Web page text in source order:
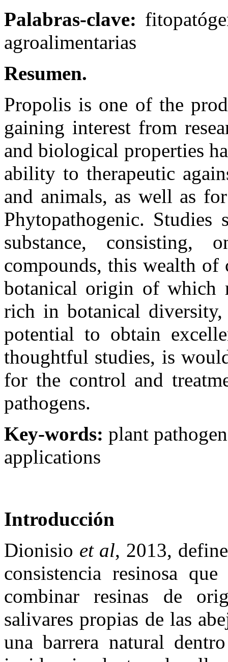
Palabras-clave:
agroalimentarias
Resumen.
Propolis is one of the
gaining interest from
and biological properties
ability to therapeutic
and animals, as well as
Phytopathogenic.
substance,
compounds, this wealth of
botanical origin of which
rich in botanical
potential to obtain
thoughtful studies, is
for the control and
pathogens.
Key-words: plant
applications
Introducción
Dionisio et al, 2013,
consistencia resinosa
combinar resinas de
salivares propias de las
una barrera natural